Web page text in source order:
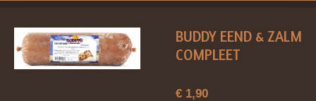
BUDDY EEND & ZALM
COMPLEET
€ 1,90